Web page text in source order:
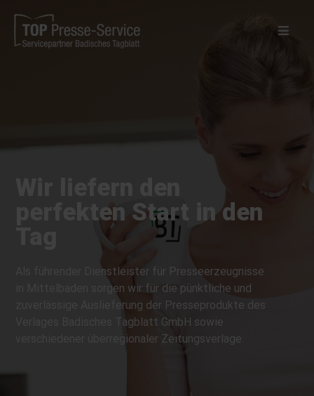
perfekten Start in den
Als führender Dienstleister für Presseerzeugnisse
in Mittelbaden sorgen wir für die pünktliche und
zuverlässige Auslieferung der Presseprodukte des
Verlages Badisches Tagblatt GmbH sowie
verschiedener überregionaler Zeitungsverlage.